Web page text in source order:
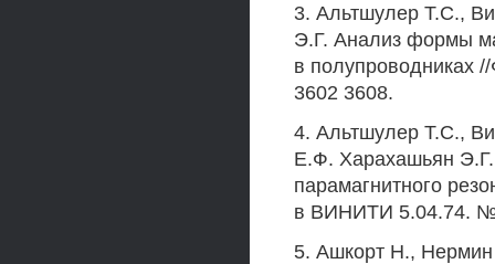
3. Альтшулер Т.С.,
Э.Г. Анализ формы
в полупроводниках
3602 3608.
4. Альтшулер Т.С.,
Е.Ф. Харахашьян
парамагнитного
в ВИНИТИ 5.04.74.
5. Ашкорт Н., Нермин